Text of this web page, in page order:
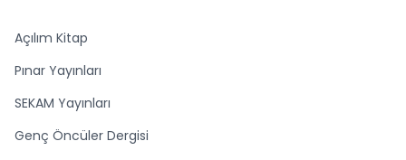
Açılım Kitap
Pınar Yayınları
SEKAM Yayınları
Genç Öncüler Dergisi